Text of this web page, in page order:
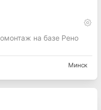
на базе Рено
Минск